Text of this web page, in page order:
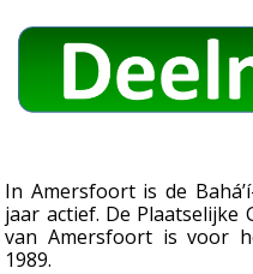
In Amersfoort is de
jaar actief. De Plaatselijke
van Amersfoort is voor
1989.